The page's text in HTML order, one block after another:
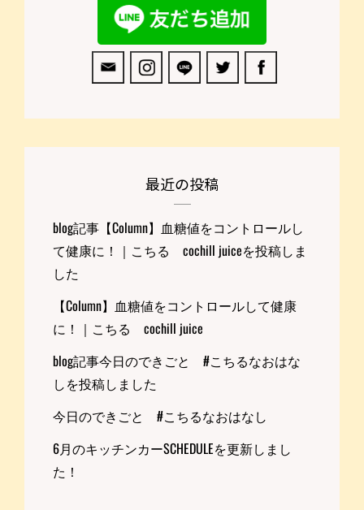
最近の投稿
blog記事【Column】血糖値をコントロールし
て健康に！｜こちる cochill juiceを投稿しま
した
【Column】血糖値をコントロールして健康
に！｜こちる cochill juice
blog記事今日のできごと #こちるなおはな
しを投稿しました
今日のできごと #こちるなおはなし
6月のキッチンカーSCHEDULEを更新しまし
た！